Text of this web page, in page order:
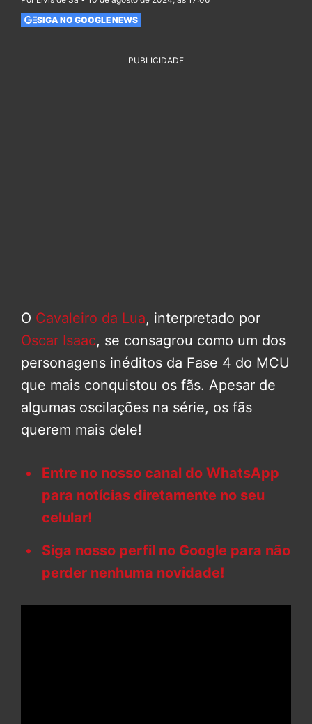
SIGA NO GOOGLE NEWS
PUBLICIDADE
O Cavaleiro da Lua, interpretado por
Oscar Isaac, se consagrou como um dos
personagens inéditos da Fase 4 do MCU
que mais conquistou os fãs. Apesar de
algumas oscilações na série, os fãs
querem mais dele!
Entre no nosso canal do WhatsApp
para notícias diretamente no seu
celular!
Siga nosso perfil no Google para não
perder nenhuma novidade!